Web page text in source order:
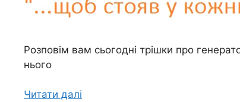
Розповім вам сьогодні трішки про
нього
Читати далі